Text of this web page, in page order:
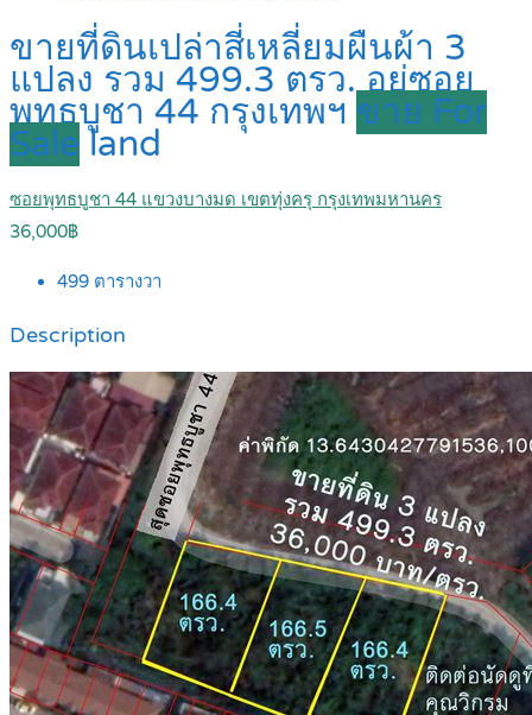
ขายที่ดินเปล่าสี่เหลี่ยมผืนผ้า 3
แปลง รวม 499.3 ตรว. อยู่ซอย
พุทธบูชา 44 กรุงเทพฯ ขาย For
Sale land
ซอยพุทธบูชา 44 แขวงบางมด เขตทุ่งครุ กรุงเทพมหานคร
36,000฿
499 ตารางวา
Description